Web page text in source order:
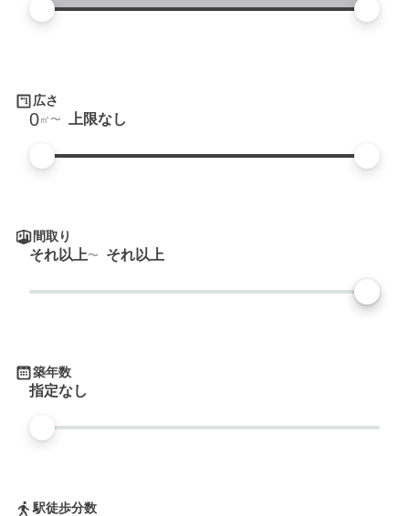
広さ
0㎡ 上限なし
間取り
それ以上 それ以上
築年数
指定なし
駅徒歩分数